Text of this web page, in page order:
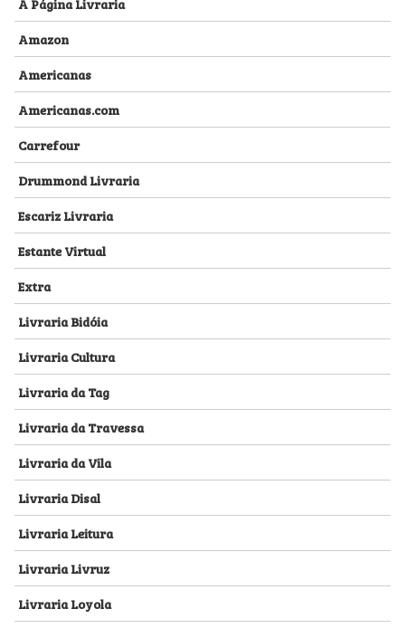
Amazon
Americanas
Americanas.com
Carrefour
Drummond Livraria
Escariz Livraria
Estante Virtual
Extra
Livraria Bidóia
Livraria Cultura
Livraria da Tag
Livraria da Travessa
Livraria da Vila
Livraria Disal
Livraria Leitura
Livraria Livruz
Livraria Loyola